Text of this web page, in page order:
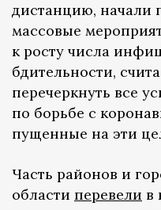
дистанцию, начали
массовые
к росту числа
бдительности,
перечеркнуть все
по борьбе с
пущенные на эти
Часть районов и
области перевели в